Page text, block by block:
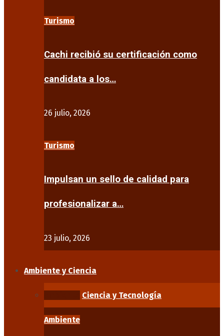
Turismo
Cachi recibió su certificación como
candidata a los…
26 julio, 2026
Turismo
Impulsan un sello de calidad para
profesionalizar a…
23 julio, 2026
Ambiente y Ciencia
Ciencia y Tecnología
Ambiente